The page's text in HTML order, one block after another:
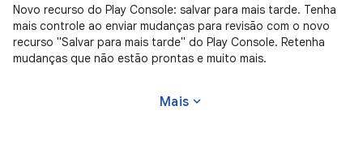
Novo recurso do Play Console: salvar para mais tarde. Tenha
mais controle ao enviar mudanças para revisão com o novo
recurso "Salvar para mais tarde" do Play Console. Retenha
mudanças que não estão prontas e muito mais.
Mais expand_more